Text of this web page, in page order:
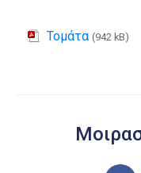
Τομάτα (942 kB)